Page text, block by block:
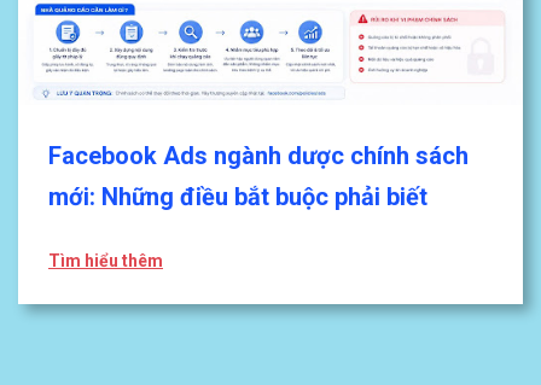
Facebook Ads ngành dược chính sách
mới: Những điều bắt buộc phải biết
Tìm hiểu thêm